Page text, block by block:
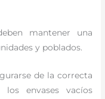
mantener una
y poblados.
de la correcta
envases vacíos